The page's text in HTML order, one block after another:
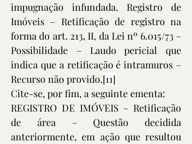
impugnação infundada. Registro de
Imóveis – Retificação de registro na
forma do art. 213, II, da Lei nº 6.015/73 –
Possibilidade – Laudo pericial que
indica que a retificação é intramuros –
Recurso não provido.[11]
Cite-se, por fim, a seguinte ementa:
REGISTRO DE IMÓVEIS – Retificação
de área – Questão decidida
anteriormente, em ação que resultou